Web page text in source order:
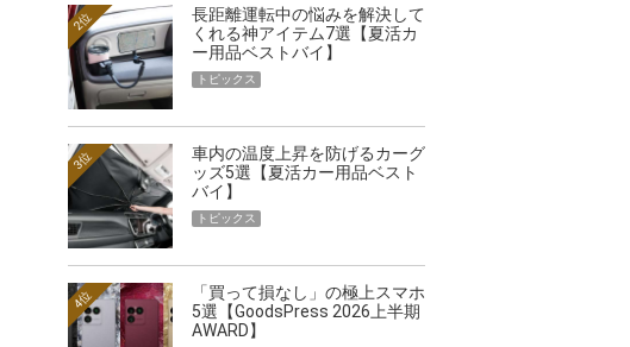
長距離運転中の悩みを解決して
くれる神アイテム7選【夏活カ
ー用品ベストバイ】
2位
トピックス
車内の温度上昇を防げるカーグ
ッズ5選【夏活カー用品ベスト
バイ】
3位
トピックス
「買って損なし」の極上スマホ
5選【GoodsPress 2026上半期
AWARD】
4位